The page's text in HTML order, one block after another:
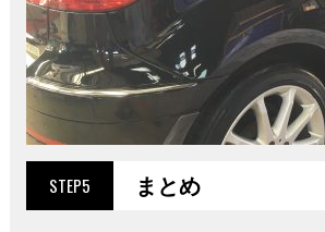
STEP5 まとめ